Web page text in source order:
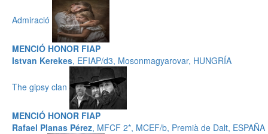
Admiració
MENCIÓ HONOR FIAP
Istvan Kerekes, EFIAP/d3, Mosonmagyarovar, HUNGRÍA
The gipsy clan
MENCIÓ HONOR FIAP
Rafael Planas Pérez, MFCF 2*, MCEF/b, Premià de Dalt, ESPAÑA